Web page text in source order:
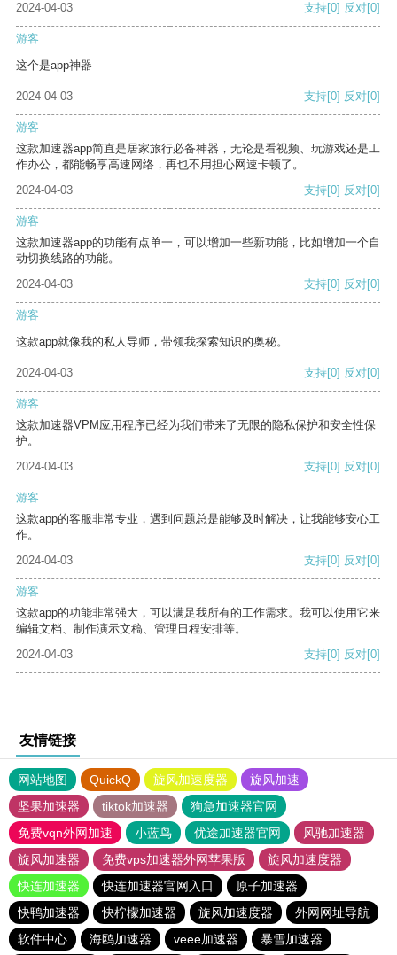
2024-04-03 支持[0] 反对[0]
游客
这个是app神器
2024-04-03 支持[0] 反对[0]
游客
这款加速器app简直是居家旅行必备神器，无论是看视频、玩游戏还是工
作办公，都能畅享高速网络，再也不用担心网速卡顿了。
2024-04-03
支持[0] 反对[0]
游客
这款加速器app的功能有点单一，可以增加一些新功能，比如增加一个自
动切换线路的功能。
2024-04-03
支持[0] 反对[0]
游客
这款app就像我的私人导师，带领我探索知识的奥秘。
2024-04-03 支持[0] 反对[0]
游客
这款加速器VPM应用程序已经为我们带来了无限的隐私保护和安全性保
护。
2024-04-03
支持[0] 反对[0]
游客
这款app的客服非常专业，遇到问题总是能够及时解决，让我能够安心工
作。
2024-04-03
支持[0] 反对[0]
游客
这款app的功能非常强大，可以满足我所有的工作需求。我可以使用它来
编辑文档、制作演示文稿、管理日程安排等。
2024-04-03
支持[0] 反对[0]
友情链接
网站地图 QuickQ 旋风加速度器
旋风加速
坚果加速器
tiktok加速器
狗急加速器官网
免费vqn外网加速
小蓝鸟 优途加速器官网
风驰加速器
旋风加速器
免费vps加速器外网苹果版
旋风加速度器
快连加速器
快连加速器官网入口
原子加速器
快鸭加速器
快柠檬加速器 旋风加速度器
外网网址导航
软件中心
海鸥加速器 veee加速器 暴雪加速器